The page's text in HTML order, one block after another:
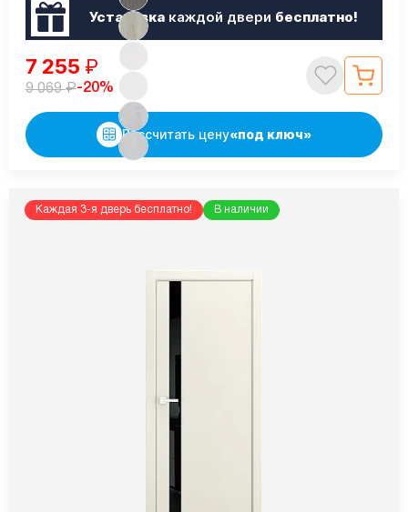
Установкакаждой двери бесплатно!
7 255 ₽
9 069₽-20%
Рассчитать цену«под ключ»
Каждая 3-я дверь бесплатно! В наличии